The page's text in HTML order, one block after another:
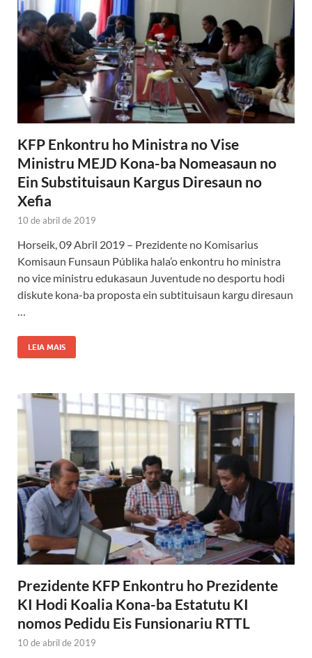
KFP Enkontru ho Ministra no Vise
Ministru MEJD Kona-ba Nomeasaun no
Ein Substituisaun Kargus Diresaun no
Xefia
10 de abril de 2019
Horseik, 09 Abril 2019 – Prezidente no Komisarius
Komisaun Funsaun Públika hala’o enkontru ho ministra
no vice ministru edukasaun Juventude no desportu hodi
diskute kona-ba proposta ein subtituisaun kargu diresaun
…
LEIA MAIS
Prezidente KFP Enkontru ho Prezidente
KI Hodi Koalia Kona-ba Estatutu KI
nomos Pedidu Eis Funsionariu RTTL
10 de abril de 2019